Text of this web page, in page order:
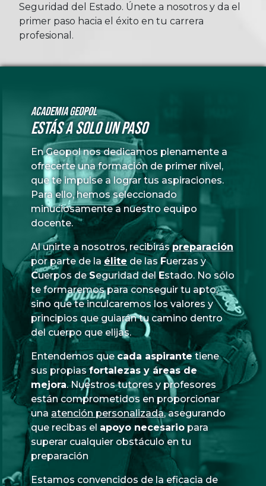
Seguridad del Estado. Únete a nosotros y da el
primer paso hacia el éxito en tu carrera
profesional.
Academia GeoPol
Estás a solo un paso
En Geopol nos dedicamos plenamente a
ofrecerte una formación de primer nivel,
que te impulse a lograr tus aspiraciones.
Para ello, hemos seleccionado
minuciosamente a nuestro equipo
docente.
Al unirte a nosotros, recibiráspreparación
por parte de la élite de las Fuerzas y
Cuerpos de Seguridad del Estado. No sólo
te formaremos para conseguir tu apto,
sino que te inculcaremos los valores y
principios que guiarán tu camino dentro
del cuerpo que elijas.
Entendemos que cada aspirante tiene
sus propias fortalezas y áreas de
mejora. Nuestros tutores y profesores
están comprometidos en proporcionar
una atención personalizada, asegurando
que recibas el apoyo necesario para
superar cualquier obstáculo en tu
preparación
Estamos convencidos de la eficacia de